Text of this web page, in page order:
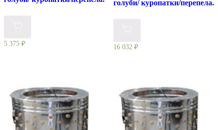
5 375 ₽
голуби/ куропатки/перепела.
16 032 ₽